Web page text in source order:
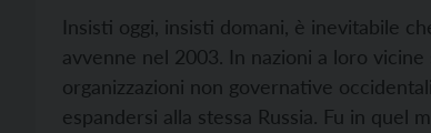
Insisti oggi, insisti domani, è inevitabile
avvenne nel 2003. In nazioni a loro
organizzazioni non governative
espandersi alla stessa Russia. Fu in